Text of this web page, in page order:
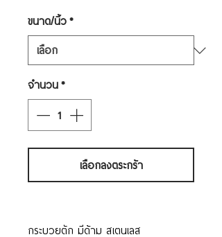
ขนาด/นิ้ว*
จำนวน*
เลือกลงตระกร้า
กระบวยตัก มีด้าม สเตนเลส